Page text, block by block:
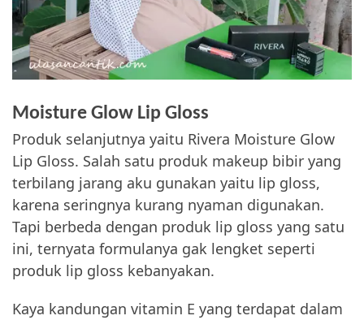
Moisture Glow Lip Gloss
Produk selanjutnya yaitu Rivera Moisture Glow
Lip Gloss. Salah satu produk makeup bibir yang
terbilang jarang aku gunakan yaitu lip gloss,
karena seringnya kurang nyaman digunakan.
Tapi berbeda dengan produk lip gloss yang satu
ini, ternyata formulanya gak lengket seperti
produk lip gloss kebanyakan.
Kaya kandungan vitamin E yang terdapat dalam